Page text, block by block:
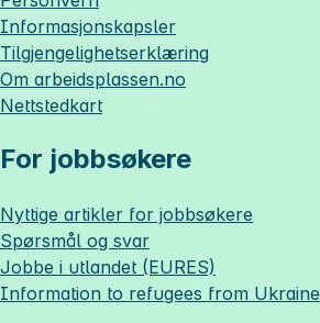
Informasjonskapsler
Tilgjengelighetserklæring
Om arbeidsplassen.no
Nettstedkart
For jobbsøkere
Nyttige artikler for jobbsøkere
Spørsmål og svar
Jobbe i utlandet (EURES)
Information to refugees from Ukraine